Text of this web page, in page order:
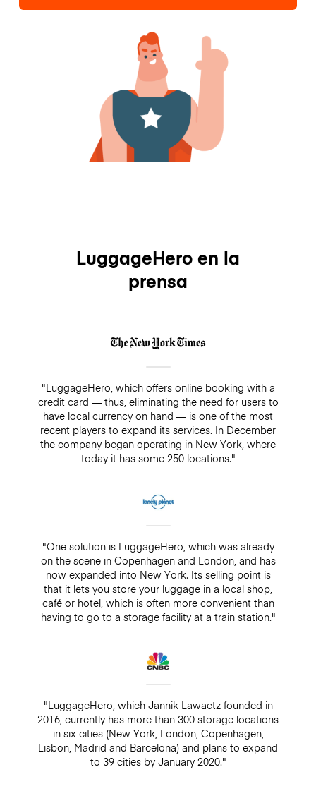
LuggageHero en la
prensa
"LuggageHero, which offers online booking with a
credit card — thus, eliminating the need for users to
have local currency on hand — is one of the most
recent players to expand its services. In December
the company began operating in New York, where
today it has some 250 locations."
"One solution is LuggageHero, which was already
on the scene in Copenhagen and London, and has
now expanded into New York. Its selling point is
that it lets you store your luggage in a local shop,
café or hotel, which is often more convenient than
having to go to a storage facility at a train station."
"LuggageHero, which Jannik Lawaetz founded in
2016, currently has more than 300 storage locations
in six cities (New York, London, Copenhagen,
Lisbon, Madrid and Barcelona) and plans to expand
to 39 cities by January 2020."